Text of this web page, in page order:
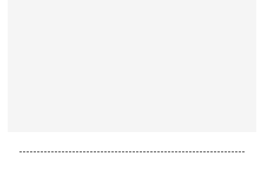
----------------------------------------------------------------